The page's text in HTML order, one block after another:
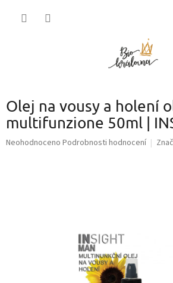
Olej na vousy a holení
multifunzione 50ml |
Průměrné
Neohodnoceno Podrobnosti hodnocení